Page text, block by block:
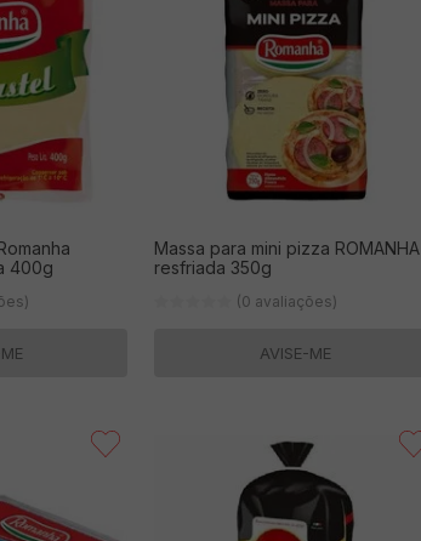
400g
Massa para mini pizza ROMANHA
resfriada 350g
(0 avaliações)
AVISE-ME